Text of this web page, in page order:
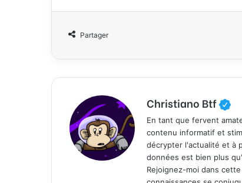
Partager
Christiano Btf
En tant que fervent
contenu informatif et
décrypter l'actualité et à
données est bien plus
Rejoignez-moi dans